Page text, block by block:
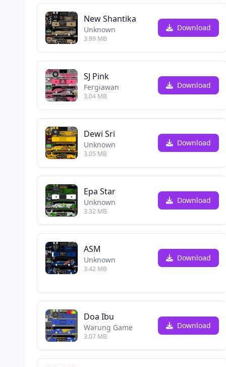
New Shantika
Unknown
3.99 MB
Download
SJ Pink
Fergiawan
3.04 MB
Download
Dewi Sri
Unknown
3.05 MB
Download
Epa Star
Unknown
3.32 MB
Download
ASM
Unknown
3.42 MB
Download
Doa Ibu
Warung Game
3.07 MB
Download